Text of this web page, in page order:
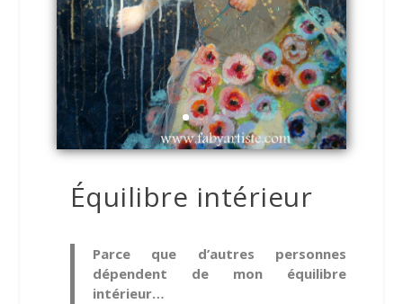
Équilibre intérieur
Parce que d’autres personnes
dépendent de mon équilibre
intérieur…